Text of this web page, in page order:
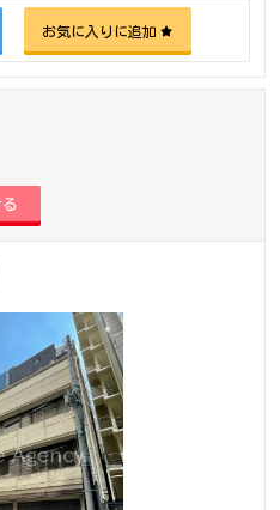
お気に入りに追加